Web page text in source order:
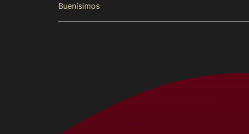
Buenísimos